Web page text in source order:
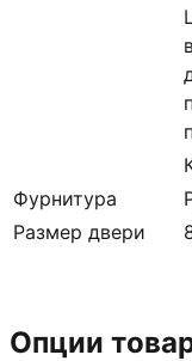
Фурнитура
Размер двери
Опции